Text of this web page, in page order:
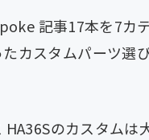
記事17本を7カ
カスタムパーツ選
HA36Sのカスタムは